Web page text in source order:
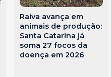
Raiva avança em
animais de produção:
Santa Catarina já
soma 27 focos da
doença em 2026